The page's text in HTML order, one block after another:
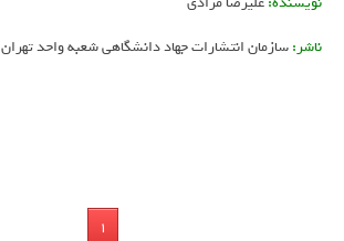
ناشر:سازمان انتشارات جهاد دانشگاهی شعبه واحد تهران
1